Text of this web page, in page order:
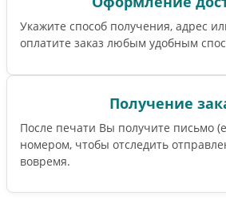
Укажите способ получения, адрес
оплатите заказ любым удобным
Получение
После печати Вы получите письмо
номером, чтобы отследить
вовремя.